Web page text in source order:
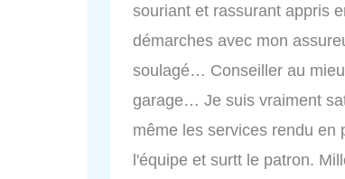
souriant et rassurant appris
démarches avec mon
soulagé… Conseiller au
garage… Je suis vraiment
même les services rendu
l'équipe et surtt le patron.